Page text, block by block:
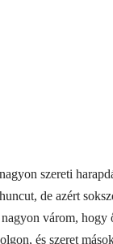
szereti
de azért
várom, hogy
és szeret